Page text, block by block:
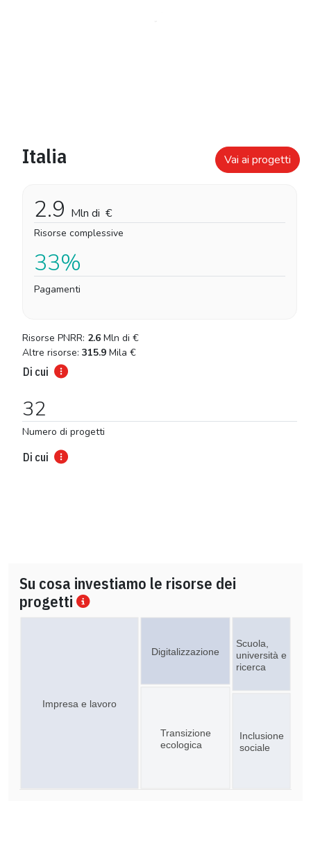
Italia Vai ai progetti
2.9 Mln di €
Risorse complessive
33%
Pagamenti
Risorse PNRR: 2.6 Mln di €
Altre risorse: 315.9 Mila €
Di cui
32
Numero di progetti
Di cui
Su cosa investiamo le risorse dei
progetti
Digitalizzazione
Scuola,
università e
ricerca
Impresa e lavoro
Inclusione
sociale
Transizione
ecologica